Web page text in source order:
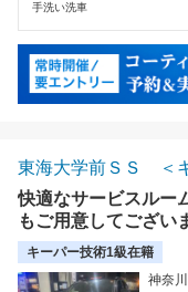
手洗い洗車
東海大学前ＳＳ ＜
快適なサービスルー
もご用意してござい
キーパー技術1級在籍
神奈